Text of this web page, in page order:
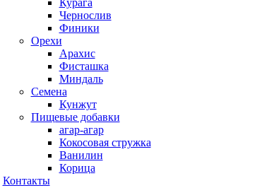
Курага
Чернослив
Финики
Орехи
Арахис
Фисташка
Миндаль
Семена
Кунжут
Пищевые добавки
агар-агар
Кокосовая стружка
Ванилин
Корица
Контакты